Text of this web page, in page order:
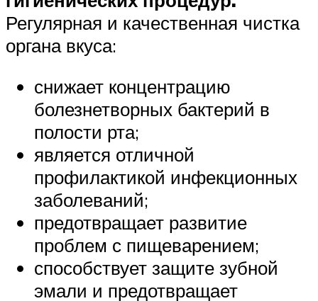
Регулярная и качественная чистка
органа вкуса:
снижает концентрацию
болезнетворных бактерий в
полости рта;
является отличной
профилактикой инфекционных
заболеваний;
предотвращает развитие
проблем с пищеварением;
способствует защите зубной
эмали и предотвращает